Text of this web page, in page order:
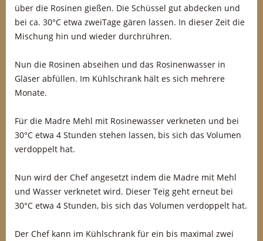
über die Rosinen gießen. Die Schüssel gut abdecken und
bei ca. 30°C etwa zweiTage gären lassen. In dieser Zeit die
Mischung hin und wieder durchrühren.
Nun die Rosinen abseihen und das Rosinenwasser in
Gläser abfüllen. Im Kühlschrank hält es sich mehrere
Monate.
Für die Madre Mehl mit Rosinewasser verkneten und bei
30°C etwa 4 Stunden stehen lassen, bis sich das Volumen
verdoppelt hat.
Nun wird der Chef angesetzt indem die Madre mit Mehl
und Wasser verknetet wird. Dieser Teig geht erneut bei
30°C etwa 4 Stunden, bis sich das Volumen verdoppelt hat.
Der Chef kann im Kühlschrank für ein bis maximal zwei